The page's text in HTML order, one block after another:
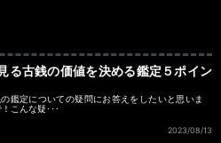
る古銭の価値を決める鑑定５ポイン
鑑定についての疑問にお答えをしたいと思いま
こんな疑･･･
2023/08/13